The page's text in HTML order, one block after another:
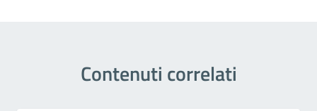
Contenuti correlati